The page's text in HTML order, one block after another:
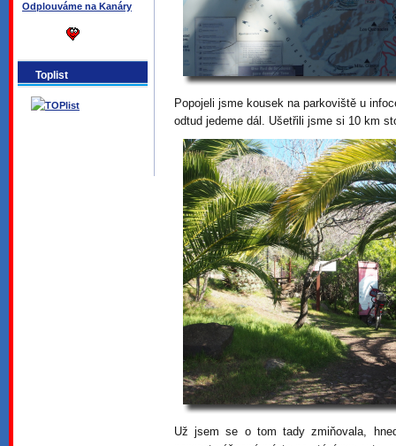
Odplouváme na Kanáry
Toplist
Popojeli jsme kousek na parkoviště u
odtud jedeme dál. Ušetřili jsme si 10 km
Už jsem se o tom tady zmiňovala,